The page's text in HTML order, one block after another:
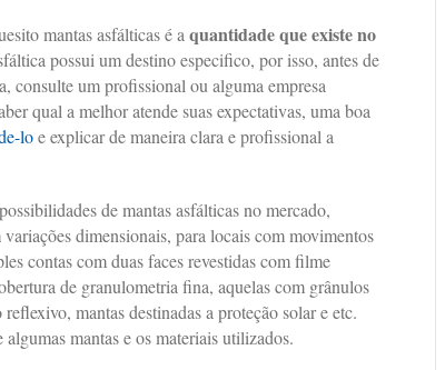
mantas asfálticas é a quantidade que existe no
possui um destino especifico, por isso, antes de
consulte um profissional ou alguma empresa
qual a melhor atende suas expectativas, uma boa
loe explicar de maneira clara e profissional a
de mantas asfálticas no mercado,
dimensionais, para locais com movimentos
contas com duas faces revestidas com filme
de granulometria fina, aquelas com grânulos
mantas destinadas a proteção solar e etc.
mantas e os materiais utilizados.